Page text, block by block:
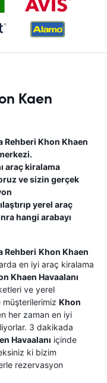
Kaen
Rehberi Khon Khaen
araç kiralama
ve sizin gerçek
yerel araç
hangi arabayı
Rehberi Khon Khaen
en iyi araç kiralama
Khaen Havaalanı
ve yerel
Khon
her zaman en iyi
3 dakikada
Havaalanı içinde
ki bizim
rezervasyon